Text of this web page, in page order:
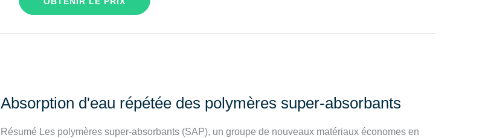
Absorption d'eau répétée des polymères super-absorbants
Résumé Les polymères super-absorbants (SAP), un groupe de nouveaux matériaux économes en